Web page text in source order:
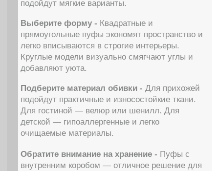
8 988 312 25 25
Facturinni23@yandex.ru
Контакты
Для клиентов Каталог
Диваны
Кровати
Декор
Пуфы
Стулья
от российского производителя
Доставка
г. Краснодар, ул. Цезаря
Куникова 24 корп 3
ПН-ВС с 10:00 до 20:00
Гарантия
Материалы обивки
О компании
Контакты